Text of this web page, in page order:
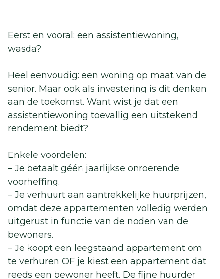
Eerst en vooral: een assistentiewoning,
wasda?
Heel eenvoudig: een woning op maat van de
senior. Maar ook als investering is dit denken
aan de toekomst. Want wist je dat een
assistentiewoning toevallig een uitstekend
rendement biedt?
Enkele voordelen:
– Je betaalt géén jaarlijkse onroerende
voorheffing.
– Je verhuurt aan aantrekkelijke huurprijzen,
omdat deze appartementen volledig werden
uitgerust in functie van de noden van de
bewoners.
– Je koopt een leegstaand appartement om
te verhuren OF je kiest een appartement dat
reeds een bewoner heeft. De fijne huurder